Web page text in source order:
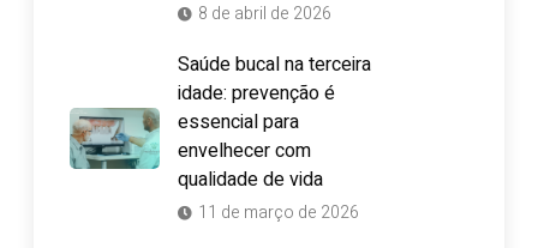
8 de abril de 2026
Saúde bucal na terceira
idade: prevenção é
essencial para
envelhecer com
qualidade de vida
11 de março de 2026